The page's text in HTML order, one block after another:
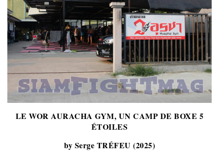
LE WOR AURACHA GYM, UN CAMP DE BOXE 5
ÉTOILES
by Serge TRÉFEU (2025)